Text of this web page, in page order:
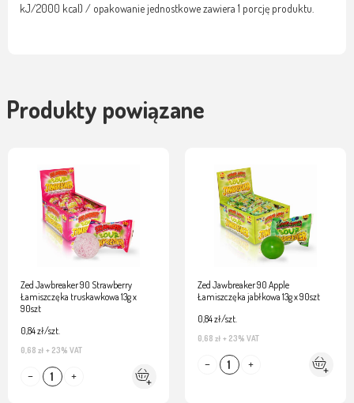
kJ/2000 kcal) / opakowanie jednostkowe zawiera 1 porcję produktu.
Produkty powiązane
Zed Jawbreaker 90 Strawberry
Łamiszczęka truskawkowa 13g x
90szt
0,84 zł/szt.
0,68 zł + 23% VAT
Zed Jawbreaker 90 Apple
Łamiszczęka jabłkowa 13g x 90szt
0,84 zł/szt.
0,68 zł + 23% VAT